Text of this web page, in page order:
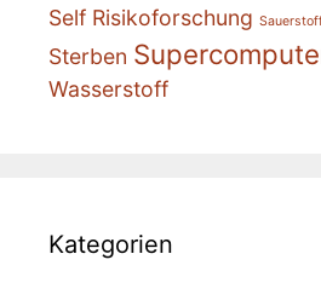
Self Risikoforschung
Sterben
Wasserstoff
Kategorien